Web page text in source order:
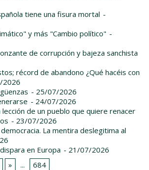
tiene una fisura mortal -
y más "Cambio político" -
de corrupción y bajeza sanchista
récord de abandono ¿Qué hacéis con
2026
- 25/07/2026
- 24/07/2026
de un pueblo que quiere renacer
- 23/07/2026
La mentira deslegitima al
en Europa - 21/07/2026
» ... 684